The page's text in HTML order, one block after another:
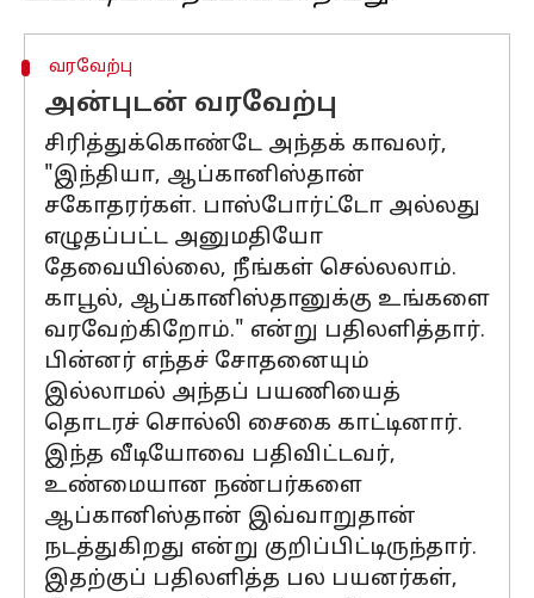
வரவேற்பு
அன்புடன் வரவேற்பு
சிரித்துக்கொண்டே அந்தக் காவலர்,
"இந்தியா, ஆப்கானிஸ்தான்
சகோதரர்கள். பாஸ்போர்ட்டோ அல்லது
எழுதப்பட்ட அனுமதியோ
தேவையில்லை, நீங்கள் செல்லலாம்.
காபூல், ஆப்கானிஸ்தானுக்கு உங்களை
வரவேற்கிறோம்." என்று பதிலளித்தார்.
பின்னர் எந்தச் சோதனையும்
இல்லாமல் அந்தப் பயணியைத்
தொடரச் சொல்லி சைகை காட்டினார்.
இந்த வீடியோவை பதிவிட்டவர்,
உண்மையான நண்பர்களை
ஆப்கானிஸ்தான் இவ்வாறுதான்
நடத்துகிறது என்று குறிப்பிட்டிருந்தார்.
இதற்குப் பதிலளித்த பல பயனர்கள்,